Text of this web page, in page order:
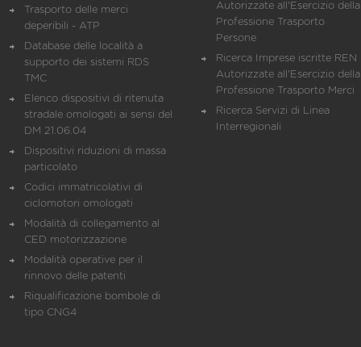
Trasporto delle merci
deperibili - ATP
Database delle località a
supporto dei sistemi RDS
TMC
Elenco dispositivi di ritenuta
stradale omologati ai sensi del
DM 21.06.04
Dispositivi riduzioni di massa
particolato
Codici immatricolativi di
ciclomotori omologati
Modalità di collegamento al
CED motorizzazione
Modalità operative per il
rinnovo delle patenti
Riqualificazione bombole di
tipo CNG4
Autorizzate all'Esercizio della
Professione Trasporto
Persone
Ricerca Imprese iscritte REN
Autorizzate all'Esercizio della
Professione Trasporto Merci
Ricerca Servizi di Linea
Interregionali